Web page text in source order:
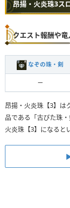
昂揚・火炎珠3ス
クエスト報酬や
なぞの珠・剣
ー
昂揚・火炎珠【3】は
品である「古びた珠
火炎珠【3】になると